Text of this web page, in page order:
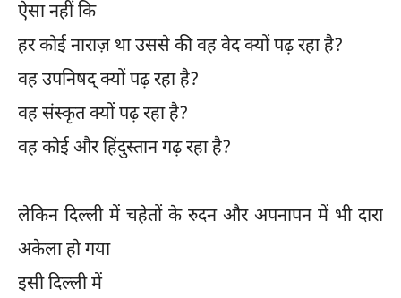
ऐसा नहीं कि
हर कोई नाराज़ था उससे की वह वेद क्यों पढ़ रहा है?
वह उपनिषद् क्यों पढ़ रहा है?
वह संस्कृत क्यों पढ़ रहा है?
वह कोई और हिंदुस्तान गढ़ रहा है?
लेकिन दिल्ली में चहेतों के रुदन और अपनापन में भी दारा
अकेला हो गया
इसी दिल्ली में